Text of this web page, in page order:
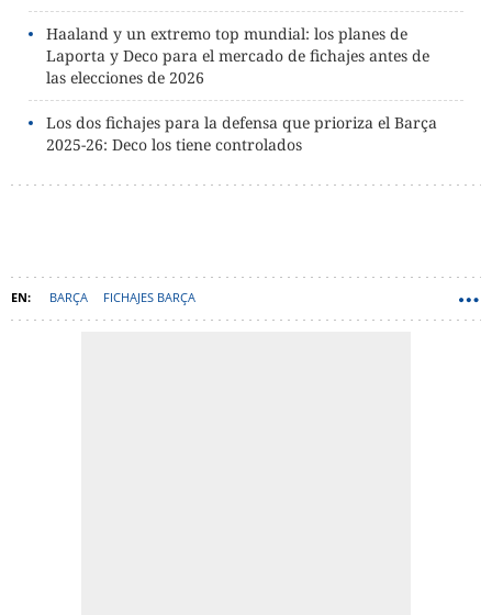
Haaland y un extremo top mundial: los planes de
Laporta y Deco para el mercado de fichajes antes de
las elecciones de 2026
Los dos fichajes para la defensa que prioriza el Barça
2025-26: Deco los tiene controlados
BARÇA FICHAJES BARÇA